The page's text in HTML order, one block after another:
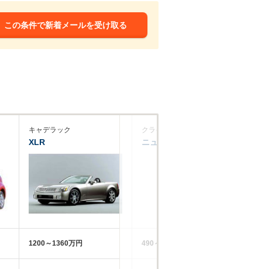
この条件で新着メールを受け取る
キャデラック
XLR
1200～1360万円
クライスラー
ニューヨーカー
490～512万円